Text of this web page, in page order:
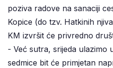
poziva radove na sanaciji
Kopice (do tzv. Hatkinih
KM izvršit će privredno
- Već sutra, srijeda ulazimo
sedmice bit će primjetan